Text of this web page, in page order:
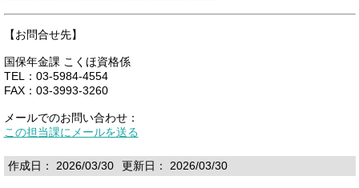
【お問合せ先】
国保年金課 こくほ資格係
TEL：03-5984-4554
FAX：03-3993-3260
メールでのお問い合わせ：
この担当課にメールを送る
作成日： 2026/03/30 更新日： 2026/03/30